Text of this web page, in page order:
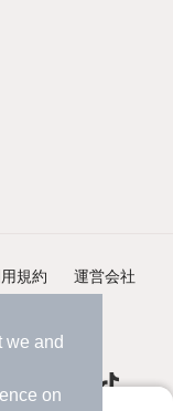
we and
on
規約 運営会社